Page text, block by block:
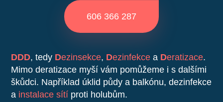
606 366 287
DDD, tedy Dezinsekce, Dezinfekce a Deratizace.
Mimo deratizace myší vám pomůžeme i s dalšími
škůdci. Například úklid půdy a balkónu, dezinfekce
a instalace sítí proti holubům.